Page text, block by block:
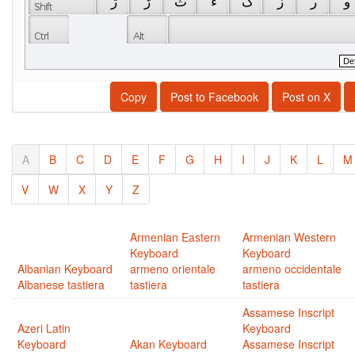
Copy Post to Facebook Post on X
A B C D E F G H I J K L
M
V
W X Y Z
Albanian Keyboard
Albanese tastiera
Armenian Eastern
Keyboard
armeno orientale
tastiera
Armenian Western
Keyboard
armeno occidentale
tastiera
Azeri Latin
Keyboard
Akan Keyboard
Assamese Inscript
Keyboard
Assamese Inscript